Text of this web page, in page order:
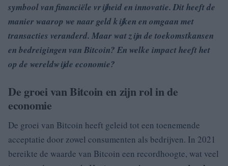
symbool van financiële vrijheid en innovatie. Dit heeft de
manier waarop we naar geld kijken en omgaan met
transacties veranderd. Maar wat zijn de toekomstkansen
en bedreigingen van Bitcoin? En welke impact heeft het
op de wereldwijde economie?
De groei van Bitcoin en zijn rol in de
economie
De groei van Bitcoin heeft geleid tot een toenemende
acceptatie door zowel consumenten als bedrijven. In 2021
bereikte de waarde van Bitcoin een recordhoogte, wat veel